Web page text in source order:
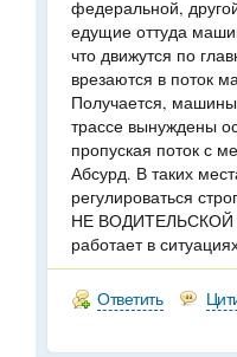
федеральной,
едущие оттуда
что движутся по
врезаются в поток
Получается,
трассе вынуждены
пропуская поток с
Абсурд. В таких
регулироваться
НЕ ВОДИТЕЛЬСКОЙ
работает в
Ответить